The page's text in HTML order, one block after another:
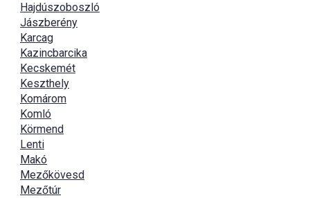
Hajdúszoboszló
Jászberény
Karcag
Kazincbarcika
Kecskemét
Keszthely
Komárom
Komló
Körmend
Lenti
Makó
Mezőkövesd
Mezőtúr